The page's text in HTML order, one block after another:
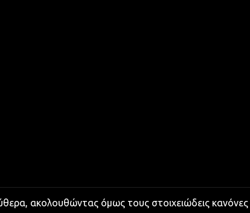
ακολουθώντας όμως τους στοιχειώδεις κανόνες